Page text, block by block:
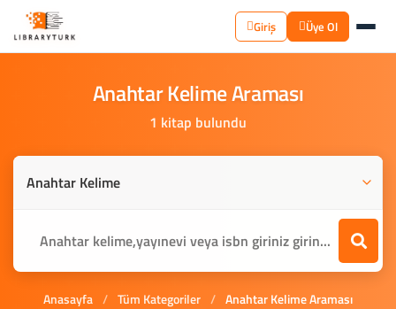
Giriş Üye Ol
AnahtarKelimeAraması
1 kitap bulundu
Anasayfa / Tüm Kategoriler / Anahtar Kelime Araması